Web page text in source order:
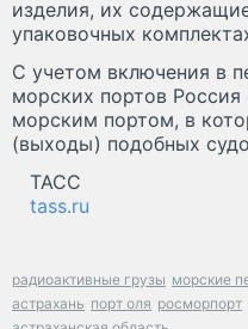
изделия, их
упаковочных
С учетом включения в
морских портов Россия
морским портом, в
(выходы) подобных
ТАСС
tass.ru
радиоактивные грузы морские
астрахань порт оля росморпорт